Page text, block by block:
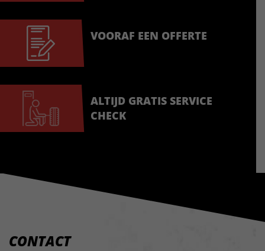
VOORAF EEN OFFERTE
ALTIJD GRATIS SERVICE
CHECK
CONTACT